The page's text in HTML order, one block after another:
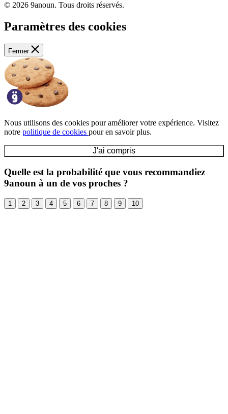
© 2026 9anoun. Tous droits réservés.
Paramètres des cookies
Fermer
Nous utilisons des cookies pour améliorer votre expérience. Visitez
notre politique de cookies pour en savoir plus.
J'ai compris
Quelle est la probabilité que vous recommandiez
9anoun à un de vos proches ?
1 2 3 4 5 6 7 8 9 10